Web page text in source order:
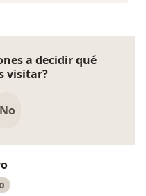
a decidir qué
visitar?
No